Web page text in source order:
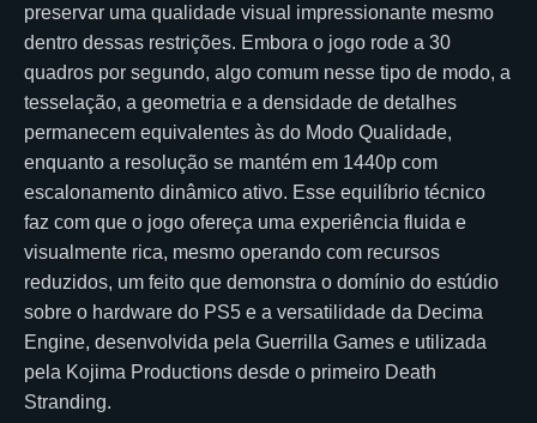
preservar uma qualidade visual impressionante mesmo
dentro dessas restrições. Embora o jogo rode a 30
quadros por segundo, algo comum nesse tipo de modo, a
tesselação, a geometria e a densidade de detalhes
permanecem equivalentes às do Modo Qualidade,
enquanto a resolução se mantém em 1440p com
escalonamento dinâmico ativo. Esse equilíbrio técnico
faz com que o jogo ofereça uma experiência fluida e
visualmente rica, mesmo operando com recursos
reduzidos, um feito que demonstra o domínio do estúdio
sobre o hardware do PS5 e a versatilidade da Decima
Engine, desenvolvida pela Guerrilla Games e utilizada
pela Kojima Productions desde o primeiro Death
Stranding.